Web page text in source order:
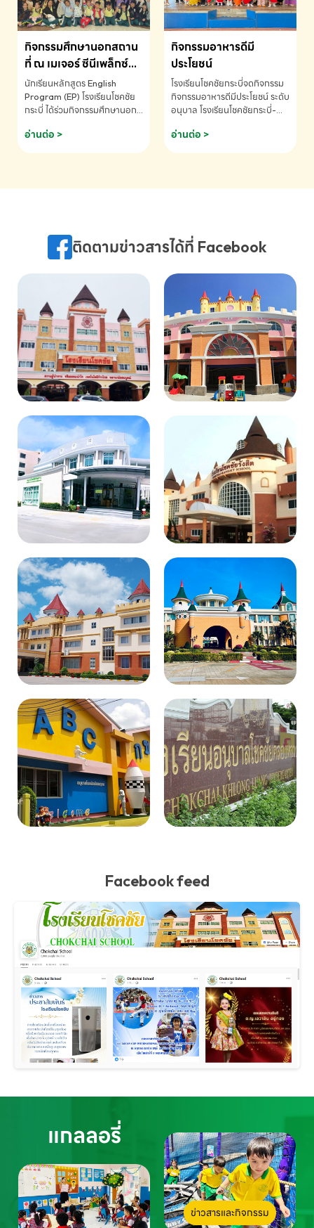
COMPETITION 2026 - ถ้วย
รางวัลรองชนะเลิศอันดับที่ 2
Mental Arithmetic
Competition K2 - ถ้วยรางวัล
รองชนะเลิศอันดับที่ 2 Mental
K2(Grop) โรงเรียนโชคชัยกระบี่-
สอบถามข้อมูลเพิ่มเติม โทร.
075-691910
กิจกรรมศึกษานอกสถาน
ที่ ณ เมเจอร์ ซีนีเพล็กซ์
ระดับประถมศึกษา (EP.1-
6)
นักเรียนหลักสูตร English
Program (EP) โรงเรียนโชคชัย
กระบี่ ได้ร่วมกิจกรรมศึกษานอก
ชมภาพยนตร์ Toy Story 5
(Soundtrack)เพื่อเสริมทักษะ
ภาษา ผ่านประสบการณ์การเรียนรู้
075-691910
อ่านต่อ >
กิจกรรมอาหารดีมี
ประโยชน์
โรงเรียนโชคชัยกระบี่จดกิจกรรม
กิจกรรมอาหารดีมีประโยชน์ ระดับ
อนุบาล โรงเรียนโชคชัยกระบี่-
075-691910
อ่านต่อ >
ติดตามข่าวสารได้ที่ Facebook
Facebook feed
แกลลอรี่
ข่าวสารและกิจกรรม